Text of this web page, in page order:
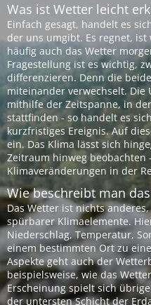
Was ist Wetter leicht
Einfach gesagt, handelt es
der uns umgibt. Es regnet,
häufig auch das Wetter
Fragestellung ist es wichtig,
differenzieren. Denn die
miteinander verwechselt.
mithilfe der Zeitspanne, in
stattfinden - so handelt es
kurzfristiges Ereignis. Auf
ein. Das Klima lässt sich
Zeitraum hinweg
Klimaveränderungen in der
Wie beschreibt man
Das Wetter ist nichts
spürbarer Klimaelemente.
Niederschlag, Temperatur,
einem bestimmten Ort zu
Aspekte geht auch der
beispielsweise, wie das
Erscheinung spielt sich
der untersten Schicht der